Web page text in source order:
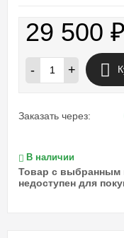
29 500 ₽
- +
Заказать через:
В наличии
Товар с выбранным
недоступен для